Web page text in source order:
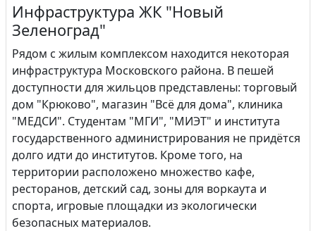
Инфраструктура ЖК "Новый
Зеленоград"
Рядом с жилым комплексом находится некоторая
инфраструктура Московского района. В пешей
доступности для жильцов представлены: торговый
дом "Крюково", магазин "Всё для дома", клиника
"МЕДСИ". Студентам "МГИ", "МИЭТ" и института
государственного администрирования не придётся
долго идти до институтов. Кроме того, на
территории расположено множество кафе,
ресторанов, детский сад, зоны для воркаута и
спорта, игровые площадки из экологически
безопасных материалов.